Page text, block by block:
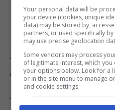
300
contaminazione
Valorida 66 a 145
Your personal data will be
your device (cookies, unique
data) may be stored by,
partners, or used specifically
may use precise geolocation
Some vendors may process
of legitimate interest, which
your options below. Look for a
or in the site menu to manage
and cookie settings.